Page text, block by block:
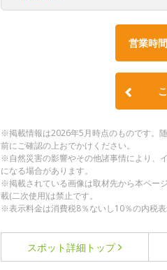
営業時
※掲載情報は2026年5月時点のものです。
前にご確認の上おでかけください。
※自然災害の影響やその他諸事情により、
になる場合があります。
※掲載されている画像は取材先から本ペー
載(二次使用)は禁止です。
※表示料金は消費税8％ないし10％の内税表
スポット詳細 トップ